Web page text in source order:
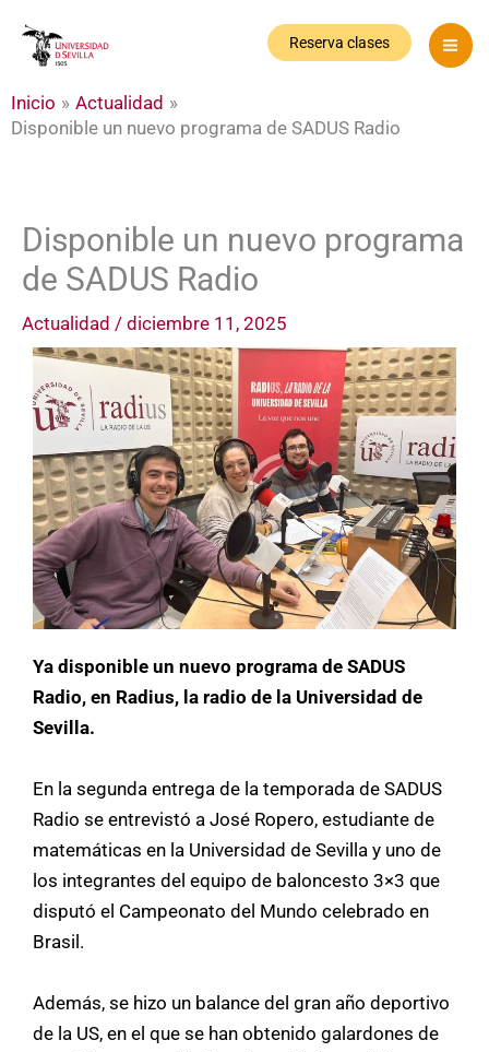
Reserva clases
Inicio
Actualidad
Disponible un nuevo programa de SADUS Radio
Disponible un nuevo programa
de SADUS Radio
Actualidad / diciembre 11, 2025
Ya disponible un nuevo programa de SADUS
Radio, en Radius, la radio de la Universidad de
Sevilla.
En la segunda entrega de la temporada de SADUS
Radio se entrevistó a José Ropero, estudiante de
matemáticas en la Universidad de Sevilla y uno de
los integrantes del equipo de baloncesto 3×3 que
disputó el Campeonato del Mundo celebrado en
Brasil.
Además, se hizo un balance del gran año deportivo
de la US, en el que se han obtenido galardones de